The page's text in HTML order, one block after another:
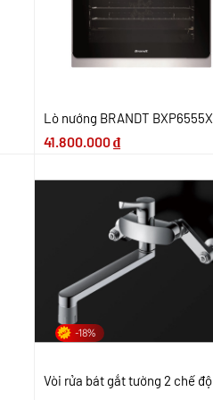
Lò nướng BRANDT BXP6555X
41.800.000₫
-18%
Vòi rửa bát gắt tường 2 chế độ